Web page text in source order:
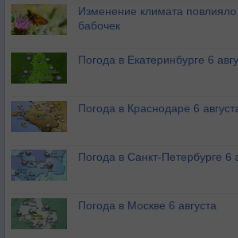
Изменение климата
бабочек
Погода в Екатеринбурге 6
Погода в Краснодаре 6
Погода в Санкт-Петербурге 6
Погода в Москве 6 августа